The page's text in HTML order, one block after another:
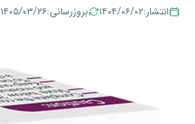
انتشار:۱۴۰۴/۰۶/۰۲ بروزرسانی:۱۴۰۵/۰۳/۲۶